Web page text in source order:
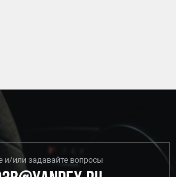
и/или задавайте вопросы